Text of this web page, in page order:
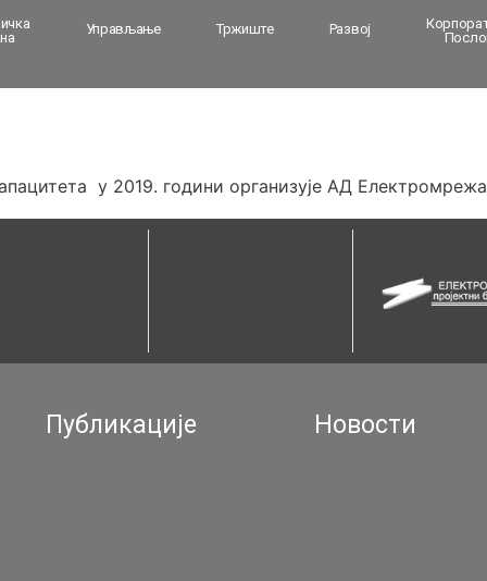
Управљање Тржиште Развој
у 2019. години организује АД
Публикације Новости